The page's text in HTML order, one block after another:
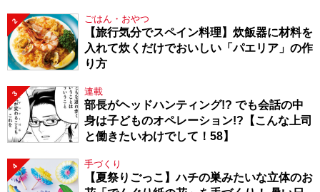
2 ごはん・おやつ
【旅行気分でスペイン料理】炊飯器に材料を
入れて炊くだけでおいしい「パエリア」の作
り方
3 連載
部長がヘッドハンティング!? でも会話の中
身は子どものオペレーション!?【こんな上司
と働きたいわけでして！58】
4 手づくり
【夏祭りごっこ】ハチの巣みたいな立体のお